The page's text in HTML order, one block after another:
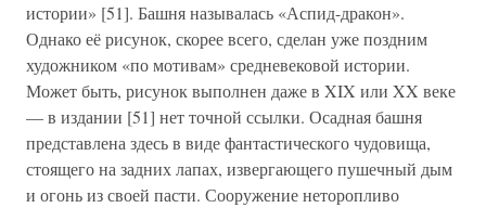
истории» [51]. Башня называлась «Аспид-дракон».
Однако её рисунок, скорее всего, сделан уже поздним
художником «по мотивам» средневековой истории.
Может быть, рисунок выполнен даже в XIX или XX веке
— в издании [51] нет точной ссылки. Осадная башня
представлена здесь в виде фантастического чудовища,
стоящего на задних лапах, извергающего пушечный дым
и огонь из своей пасти. Сооружение неторопливо